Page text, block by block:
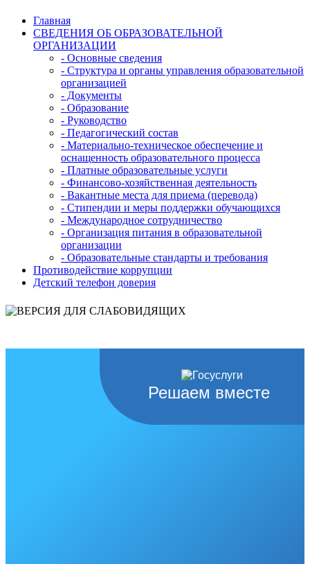
Главная
СВЕДЕНИЯ ОБ ОБРАЗОВАТЕЛЬНОЙ
ОРГАНИЗАЦИИ
- Основные сведения
- Структура и органы управления образовательной
организацией
- Документы
- Образование
- Руководство
- Педагогический состав
- Материально-техническое обеспечение и
оснащенность образовательного процесса
- Платные образовательные услуги
- Финансово-хозяйственная деятельность
- Вакантные места для приема (перевода)
- Стипендии и меры поддержки обучающихся
- Международное сотрудничество
- Организация питания в образовательной
организации
- Образовательные стандарты и требования
Противодействие коррупции
Детский телефон доверия
Решаем вместе